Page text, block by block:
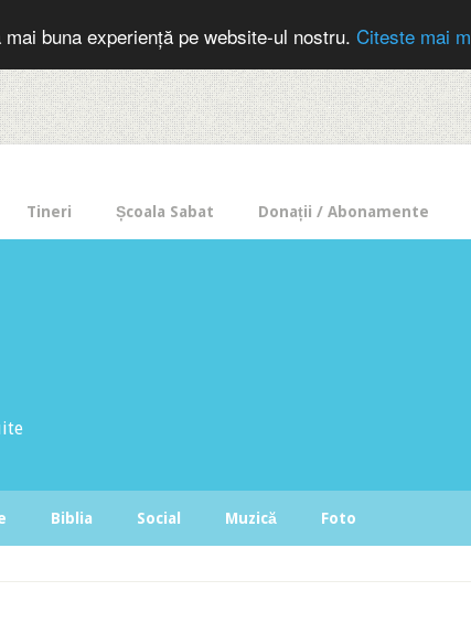
buna experiență pe website-ul nostru. Citeste mai
Tineri Școala Sabat Donații / Abonamente
Biblia Social Muzică Foto